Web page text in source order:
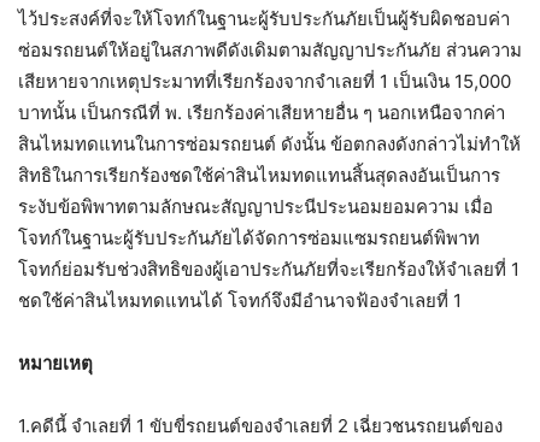
ไว้ประสงค์ที่จะให้โจทก์ในฐานะผู้รับประกันภัยเป็นผู้รับผิดชอบค่า
ซ่อมรถยนต์ให้อยู่ในสภาพดีดังเดิมตามสัญญาประกันภัย ส่วนความ
เสียหายจากเหตุประมาทที่เรียกร้องจากจำเลยที่ 1 เป็นเงิน 15,000
บาทนั้น เป็นกรณีที่ พ. เรียกร้องค่าเสียหายอื่น ๆ นอกเหนือจากค่า
สินไหมทดแทนในการซ่อมรถยนต์ ดังนั้น ข้อตกลงดังกล่าวไม่ทำให้
สิทธิในการเรียกร้องชดใช้ค่าสินไหมทดแทนสิ้นสุดลงอันเป็นการ
ระงับข้อพิพาทตามลักษณะสัญญาประนีประนอมยอมความ เมื่อ
โจทก์ในฐานะผู้รับประกันภัยได้จัดการซ่อมแซมรถยนต์พิพาท
โจทก์ย่อมรับช่วงสิทธิของผู้เอาประกันภัยที่จะเรียกร้องให้จำเลยที่ 1
ชดใช้ค่าสินไหมทดแทนได้ โจทก์จึงมีอำนาจฟ้องจำเลยที่ 1
หมายเหตุ
1.คดีนี้ จำเลยที่ 1 ขับขี่รถยนต์ของจำเลยที่ 2 เฉี่ยวชนรถยนต์ของ